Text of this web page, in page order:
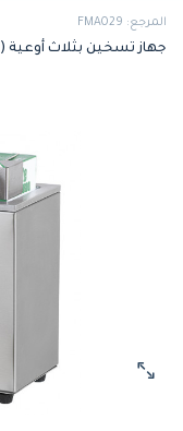
المرجع: FMA029
جهاز تسخين بثلاث أوعية ( ALF3) من فياما